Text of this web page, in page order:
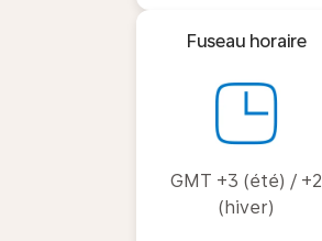
Fuseau horaire
GMT +3 (été) / +2
(hiver)